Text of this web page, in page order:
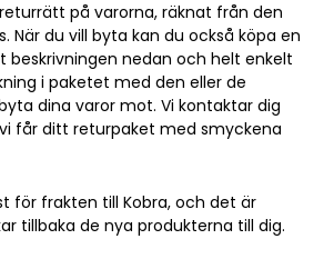
på varorna, räknat från den
När du vill byta kan du också köpa en
beskrivningen nedan och helt enkelt
i paketet med den eller de
dina varor mot. Vi kontaktar dig
vi får ditt returpaket med smyckena
för frakten till Kobra, och det är
tillbaka de nya produkterna till dig.